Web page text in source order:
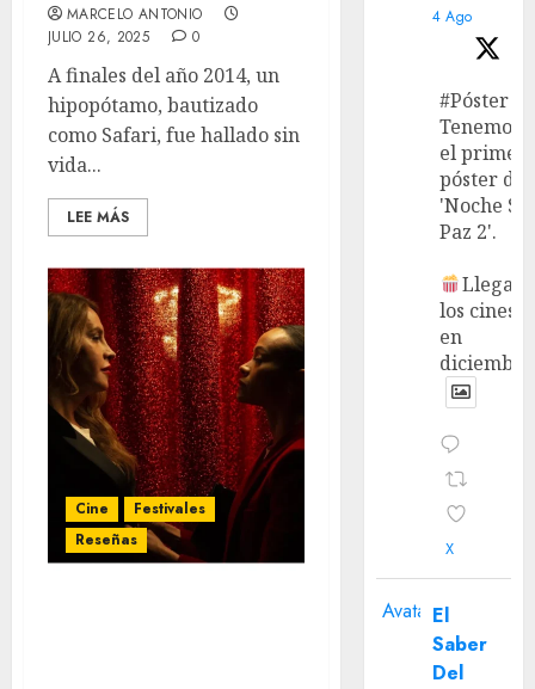
MARCELO ANTONIO
JULIO 26, 2025
0
A finales del año 2014, un
hipopótamo, bautizado
como Safari, fue hallado sin
vida...
LEE MÁS
Cine
Festivales
Reseñas
4 Ago
#Póster
Tenemos
el primer
póster de
'Noche
Paz 2'.
Llega a
los cines
en
X
Avatar El
Saber
Del